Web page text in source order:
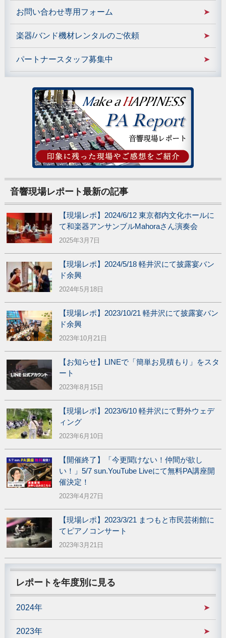
お問い合わせ専用フォーム
楽器/バンド機材レンタルのご依頼
パートナースタッフ募集中
音響現場レポート最新の記事
【現場レポ】2024/6/12 東京都内文化ホールに
て和楽器アンサンブルMahoraさん演奏会
2025年3月7日
【現場レポ】2024/5/18 軽井沢にて披露宴バン
ド余興
2024年5月18日
【現場レポ】2023/10/21 軽井沢にて披露宴バン
ド余興
2023年10月21日
【お知らせ】LINEで「簡単お見積もり」をスタ
ート
2023年8月15日
【現場レポ】2023/6/10 軽井沢にて野外ウェデ
ィング
2023年6月10日
【開催終了】「今更聞けない！仲間が欲し
い！」5/7 sun.YouTube Liveにて無料PA講座開
催決定！
2023年4月27日
【現場レポ】2023/3/21 まつもと市民芸術館に
てピアノコンサート
2023年3月21日
レポートを年度別に見る
2024年
2023年